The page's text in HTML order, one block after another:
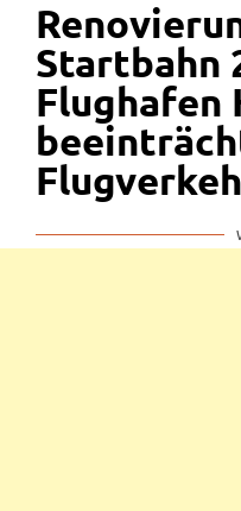
Startbahn
Flughafen